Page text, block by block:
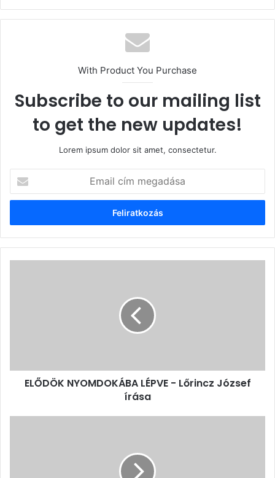
With Product You Purchase
Subscribe to our mailing list
to get the new updates!
Lorem ipsum dolor sit amet, consectetur.
cím
megadása
ELŐDÖK NYOMDOKÁBA LÉPVE - Lőrincz József
írása